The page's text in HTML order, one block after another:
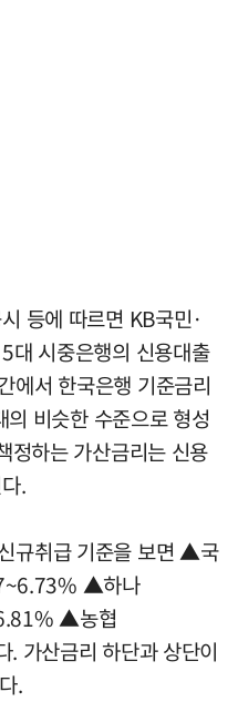
등에 따르면 KB국민·
대 시중은행의 신용대출
에서 한국은행 기준금리
비슷한 수준으로 형성
정하는 가산금리는 신용
.
규취급 기준을 보면 ▲국
▲하나
▲농협
가산금리 하단과 상단이
.